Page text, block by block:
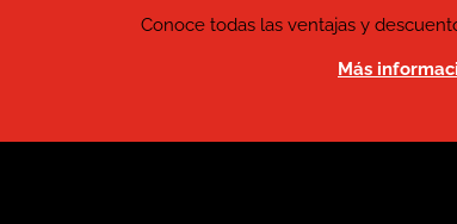
Conoce todas las ventajas y
Más